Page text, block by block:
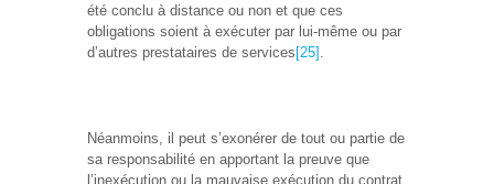
été conclu à distance ou non et que ces
obligations soient à exécuter par lui-même ou par
d’autres prestataires de services [25]
Néanmoins, il peut s’exonérer de tout ou partie de
sa responsabilité en apportant la preuve que
l’inexécution ou la mauvaise exécution du contrat